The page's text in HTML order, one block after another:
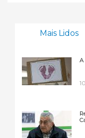
Mais Lidos
A